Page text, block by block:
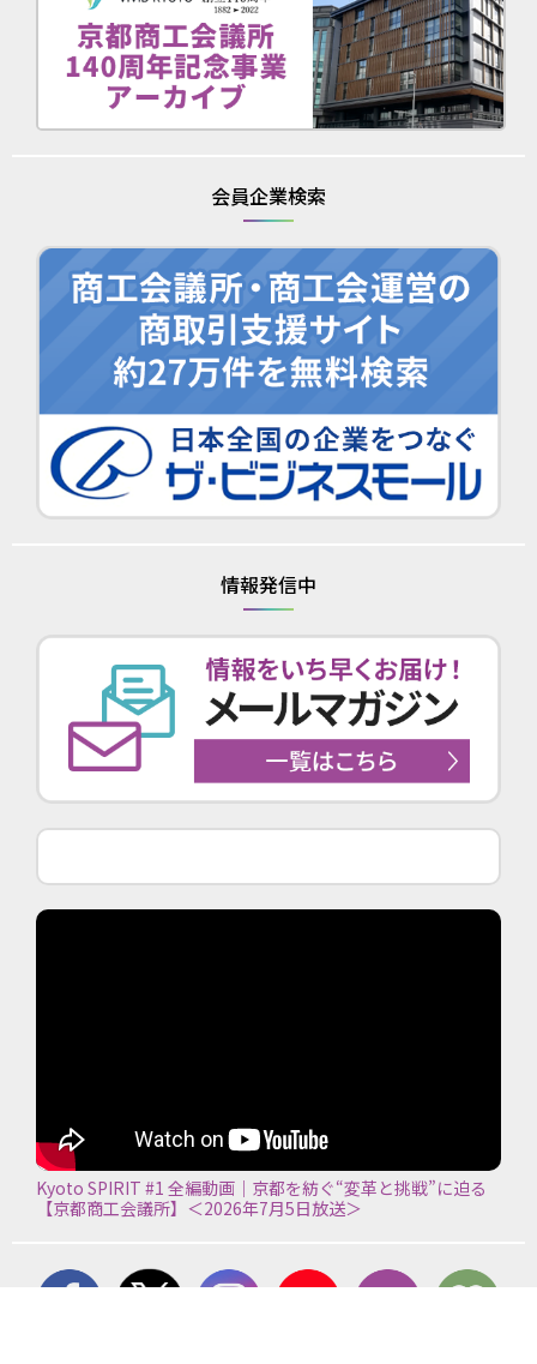
会員企業検索
情報発信中
Kyoto SPIRIT #1 全編動画｜京都を紡ぐ“変革と挑戦”に迫る
【京都商工会議所】＜2026年7月5日放送＞